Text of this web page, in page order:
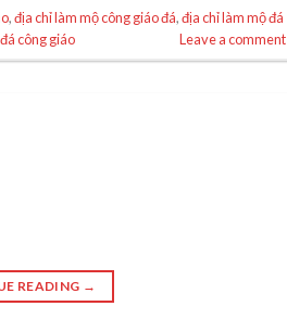
,địa chỉ làm mộ công giáo đá,địa chỉ làm mộ đá
công giáo Leave a comment
READING →